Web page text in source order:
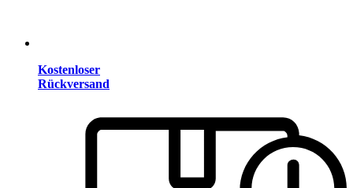
Kostenloser
Rückversand